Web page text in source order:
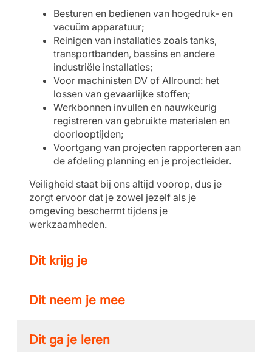
Besturen en bedienen van hogedruk- en
vacuüm apparatuur;
Reinigen van installaties zoals tanks,
transportbanden, bassins en andere
industriële installaties;
Voor machinisten DV of Allround: het
lossen van gevaarlijke stoffen;
Werkbonnen invullen en nauwkeurig
registreren van gebruikte materialen en
doorlooptijden;
Voortgang van projecten rapporteren aan
de afdeling planning en je projectleider.
Veiligheid staat bij ons altijd voorop, dus je
zorgt ervoor dat je zowel jezelf als je
omgeving beschermt tijdens je
werkzaamheden.
Dit krijg je
Dit neem je mee
Dit ga je leren